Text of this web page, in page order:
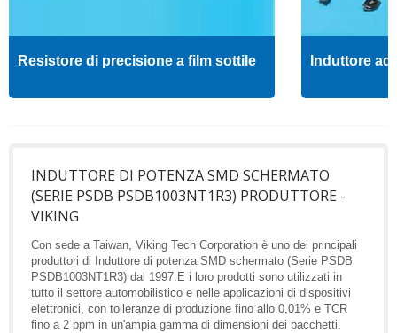
Resistore di precisione a film sottile Induttore
INDUTTORE DI POTENZA SMD SCHERMATO
(SERIE PSDB PSDB1003NT1R3) PRODUTTORE -
VIKING
Con sede a Taiwan, Viking Tech Corporation è uno dei principali
produttori di Induttore di potenza SMD schermato (Serie PSDB
PSDB1003NT1R3) dal 1997.E i loro prodotti sono utilizzati in
tutto il settore automobilistico e nelle applicazioni di dispositivi
elettronici, con tolleranze di produzione fino allo 0,01% e TCR
fino a 2 ppm in un'ampia gamma di dimensioni dei pacchetti.